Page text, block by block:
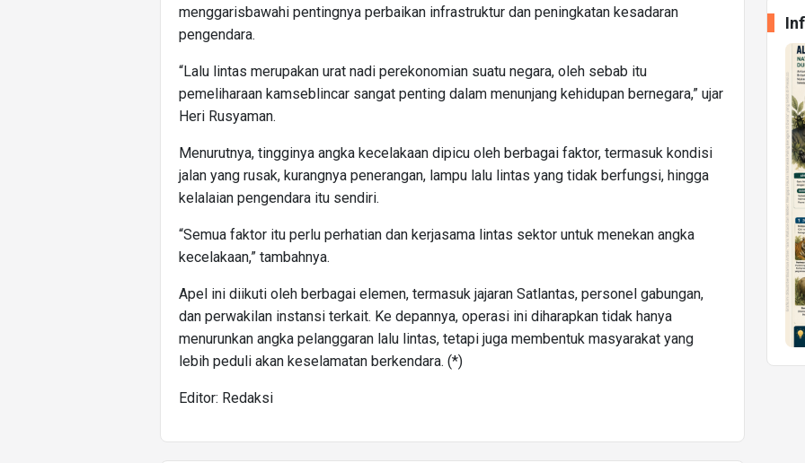
menggarisbawahi pentingnya perbaikan infrastruktur dan peningkatan kesadaran
pengendara.
“Lalu lintas merupakan urat nadi perekonomian suatu negara, oleh sebab itu
pemeliharaan kamseblincar sangat penting dalam menunjang kehidupan bernegara,” ujar
Heri Rusyaman.
Menurutnya, tingginya angka kecelakaan dipicu oleh berbagai faktor, termasuk kondisi
jalan yang rusak, kurangnya penerangan, lampu lalu lintas yang tidak berfungsi, hingga
kelalaian pengendara itu sendiri.
“Semua faktor itu perlu perhatian dan kerjasama lintas sektor untuk menekan angka
kecelakaan,” tambahnya.
Apel ini diikuti oleh berbagai elemen, termasuk jajaran Satlantas, personel gabungan,
dan perwakilan instansi terkait. Ke depannya, operasi ini diharapkan tidak hanya
menurunkan angka pelanggaran lalu lintas, tetapi juga membentuk masyarakat yang
lebih peduli akan keselamatan berkendara. (*)
Editor: Redaksi